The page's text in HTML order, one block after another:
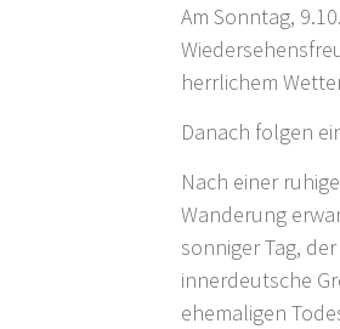
Am Sonntag,
herrlichem
Danach folgen
Nach einer
Wanderung
sonniger Tag,
innerdeutsche
ehemaligen